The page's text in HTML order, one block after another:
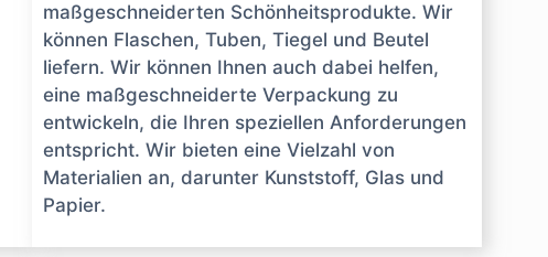
maßgeschneiderten Schönheitsprodukte. Wir
können Flaschen, Tuben, Tiegel und Beutel
liefern. Wir können Ihnen auch dabei helfen,
eine maßgeschneiderte Verpackung zu
entwickeln, die Ihren speziellen Anforderungen
entspricht. Wir bieten eine Vielzahl von
Materialien an, darunter Kunststoff, Glas und
Papier.